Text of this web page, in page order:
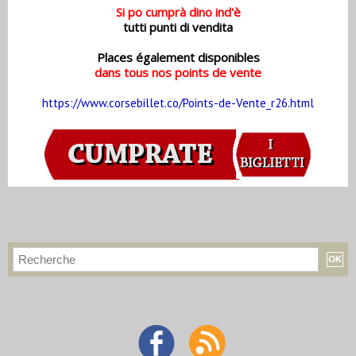
Si po cumprà dino ind'è
tutti punti di vendita
Places également disponibles
dans tous nos points de vente
https://www.corsebillet.co/Points-de-Vente_r26.html